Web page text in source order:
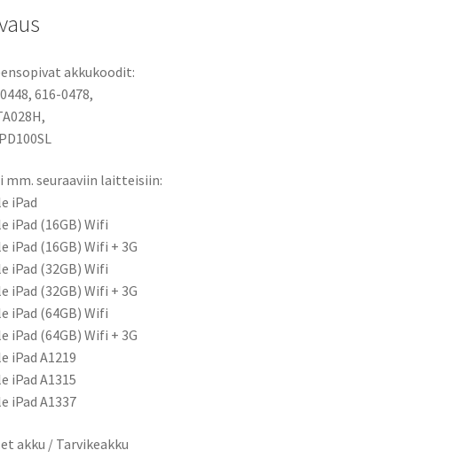
akkukoodit:
616-0478,
mm. seuraaviin laitteisiin:
iPad
iPad (16GB) Wifi
iPad (16GB) Wifi + 3G
iPad (32GB) Wifi
iPad (32GB) Wifi + 3G
iPad (64GB) Wifi
iPad (64GB) Wifi + 3G
iPad A1219
iPad A1315
iPad A1337
akku / Tarvikeakku